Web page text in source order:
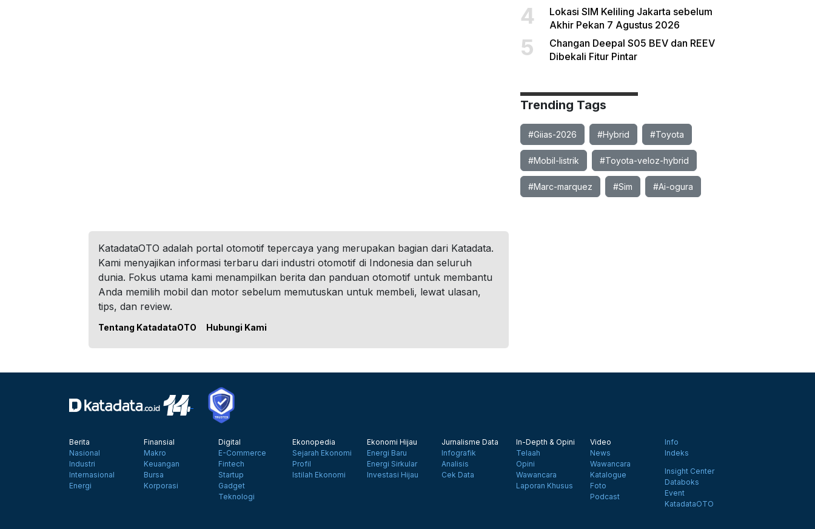
4
Lokasi SIM Keliling Jakarta sebelum
Akhir Pekan 7 Agustus 2026
5
Changan Deepal S05 BEV dan REEV
Dibekali Fitur Pintar
Trending Tags
#Giias-2026 #Hybrid #Toyota
#Mobil-listrik #Toyota-veloz-hybrid
#Marc-marquez #Sim #Ai-ogura
KatadataOTO adalah portal otomotif tepercaya yang merupakan bagian dari Katadata.
Kami menyajikan informasi terbaru dari industri otomotif di Indonesia dan seluruh
dunia. Fokus utama kami menampilkan berita dan panduan otomotif untuk membantu
Anda memilih mobil dan motor sebelum memutuskan untuk membeli, lewat ulasan,
tips, dan review.
Tentang KatadataOTO Hubungi Kami
Berita
Nasional
Industri
Internasional
Energi
Finansial
Makro
Keuangan
Bursa
Korporasi
Digital
E-Commerce
Fintech
Startup
Gadget
Teknologi
Ekonopedia
Sejarah Ekonomi
Profil
Istilah Ekonomi
Ekonomi Hijau
Energi Baru
Energi Sirkular
Investasi Hijau
Jurnalisme Data
Infografik
Analisis
Cek Data
In-Depth & Opini
Telaah
Opini
Wawancara
Laporan Khusus
Video
News
Wawancara
Katalogue
Foto
Podcast
Info
Indeks
Insight Center
Databoks
Event
KatadataOTO